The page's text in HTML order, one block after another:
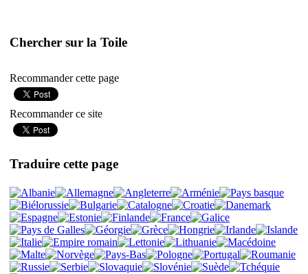
Chercher sur la Toile
Recommander cette page
Recommander ce site
Traduire cette page